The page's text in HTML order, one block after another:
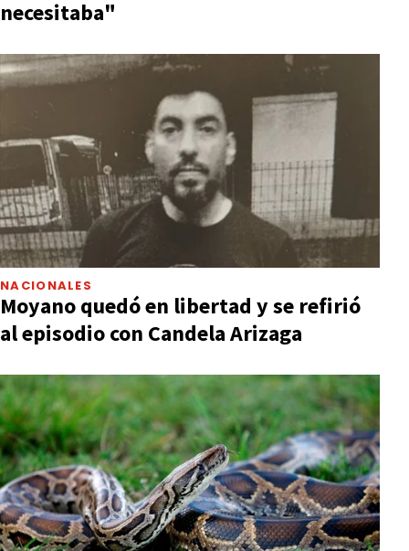
necesitaba"
NACIONALES
Moyano quedó en libertad y se refirió
al episodio con Candela Arizaga